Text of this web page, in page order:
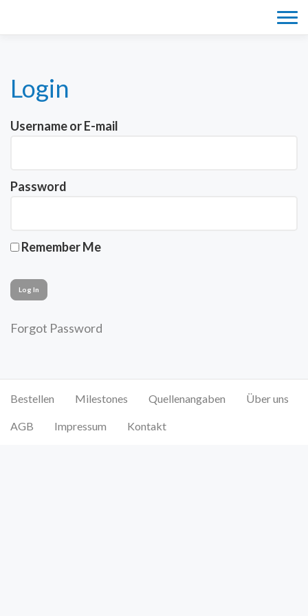
Login
Username or E-mail
Password
Remember Me
Forgot Password
Bestellen Milestones Quellenangaben Über uns
AGB Impressum Kontakt